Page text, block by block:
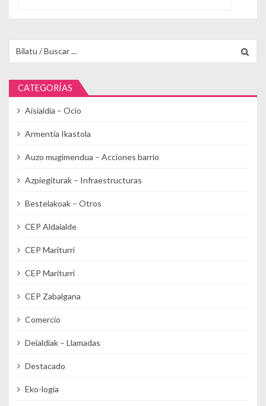
CATEGORÍAS
Aisialdia – Ocio
Armentia Ikastola
Auzo mugimendua – Acciones barrio
Azpiegiturak – Infraestructuras
Bestelakoak – Otros
CEP Aldaialde
CEP Mariturri
CEP Mariturri
CEP Zabalgana
Comercio
Deialdiak – Llamadas
Destacado
Eko-logia